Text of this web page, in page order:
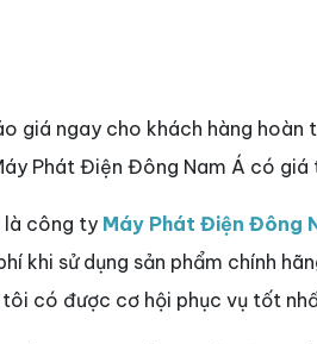
giá ngay cho khách hàng hoàn
Phát Điện Đông Nam Á có giá
là công ty Máy Phát Điện Đông
khi sử dụng sản phẩm chính
có được cơ hội phục vụ tốt